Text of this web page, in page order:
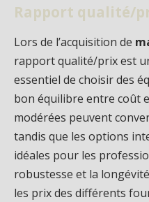
Rapport qualité/
Lors de l’acquisition de
rapport qualité/prix est
essentiel de choisir des
bon équilibre entre coût
modérées peuvent
tandis que les options
idéales pour les
robustesse et la
les prix des différents